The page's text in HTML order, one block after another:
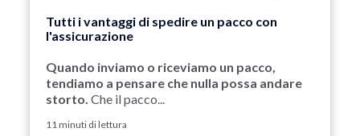
Tutti i vantaggi di spedire un pacco con
l'assicurazione
Quando inviamo o riceviamo un pacco,
tendiamo a pensare che nulla possa andare
storto. Che il pacco...
11 minuti di lettura